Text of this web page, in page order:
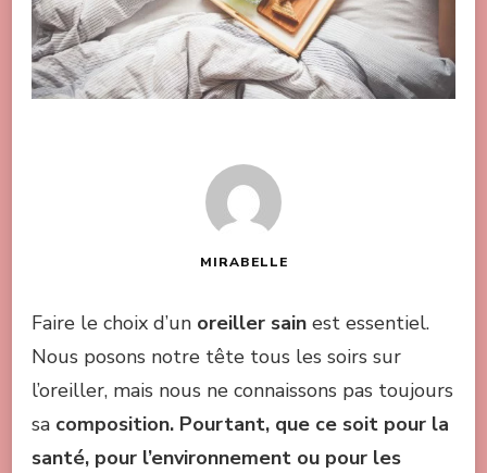
MIRABELLE
Faire le choix d’un oreiller sain est essentiel.
Nous posons notre tête tous les soirs sur
l’oreiller, mais nous ne connaissons pas toujours
sa composition. Pourtant, que ce soit pour la
santé, pour l’environnement ou pour les